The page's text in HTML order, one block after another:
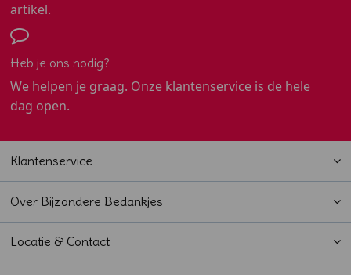
artikel.
Heb je ons nodig?
We helpen je graag. Onze klantenserviceis de hele
dag open.
Klantenservice
Over Bijzondere Bedankjes
Locatie & Contact